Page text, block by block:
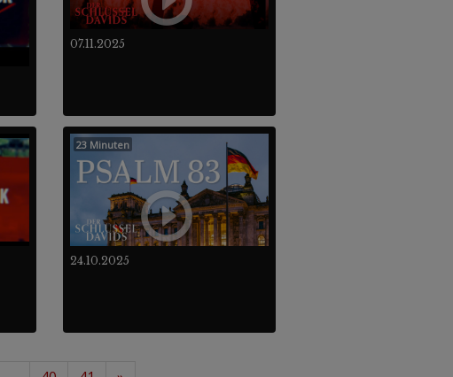
07.11.2025
24.10.2025
23 Minuten